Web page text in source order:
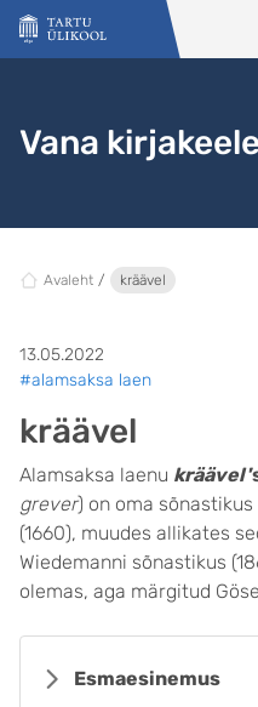
Liigu edasi põhisisu juurde
Vana
Avaleht kräävel
13.05.2022
#alamsaksa laen
kräävel
Alamsaksa laenu kräävel
grever) on oma
(1660), muudes allikates
Wiedemanni sõnastikus
olemas, aga märgitud
Esmaesinemus